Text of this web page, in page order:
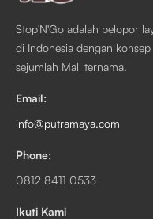
Stop'N'Go adalah pelopor
di Indonesia dengan
sejumlah Mall ternama.
Email:
info@putramaya.com
Phone:
0812 8411 0533
Ikuti Kami